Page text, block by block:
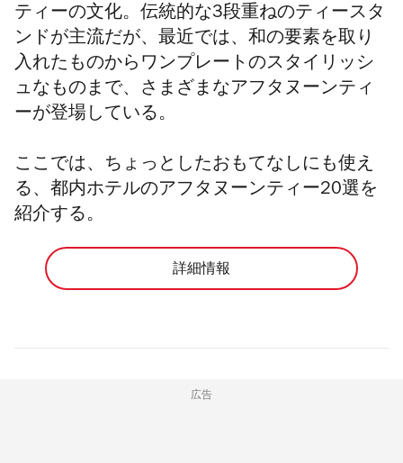
ティーの文化。伝統的な3段重ねのティースタ
ンドが主流だが、最近では、和の要素を取り
入れたものからワンプレートのスタイリッシ
ュなものまで、さまざまなアフタヌーンティ
ーが登場している。
ここでは、ちょっとしたおもてなしにも使え
る、都内ホテルのアフタヌーンティー20選を
紹介する。
詳細情報
広告